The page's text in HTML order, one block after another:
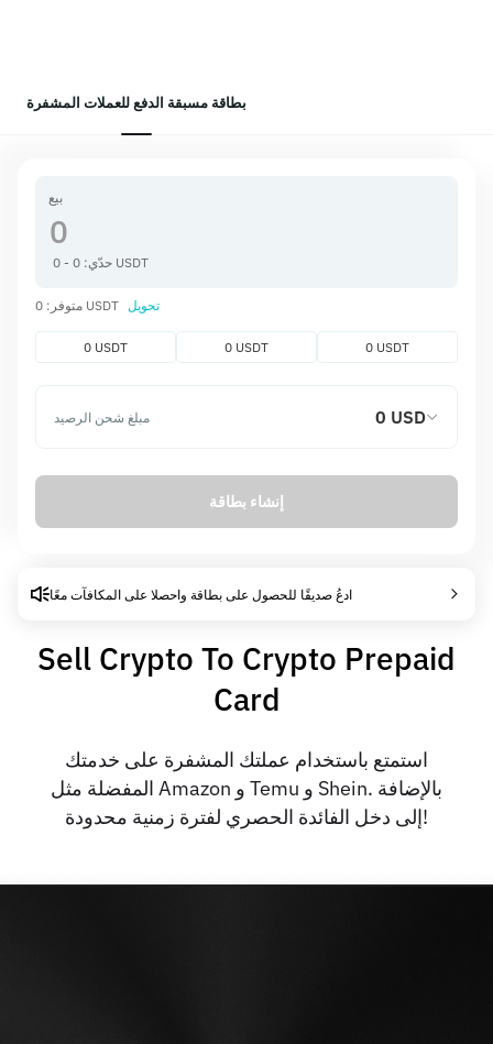
بطاقة مسبقة الدفع للعملات المشفرة
Sell Crypto To Crypto Prepaid
Card
استمتع باستخدام عملتك المشفرة على خدمتك
المفضلة مثل Amazon و Temu و Shein. بالإضافة
إلى دخل الفائدة الحصري لفترة زمنية محدودة!
بيع
حدّي: 0 - 0 USDT
متوفر: 0 USDT تحويل
0 USDT 0 USDT 0 USDT
مبلغ شحن الرصيد 0 USD
الفائدة التلقائية
6% APR
إنشاء بطاقة
ادعُ صديقًا للحصول على بطاقة واحصلا على المكافآت معًا